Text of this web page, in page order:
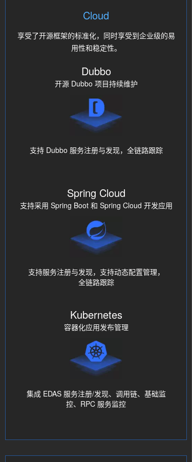
Cloud
享受了开源框架的标准化，同时享受到企业级的易
用性和稳定性。
Dubbo
开源 Dubbo 项目持续维护
支持 Dubbo 服务注册与发现，全链路跟踪
Spring Cloud
支持采用 Spring Boot 和 Spring Cloud 开发应用
支持服务注册与发现，支持动态配置管理，
全链路跟踪
Kubernetes
容器化应用发布管理
集成 EDAS 服务注册/发现、调用链、基础监
控、RPC 服务监控